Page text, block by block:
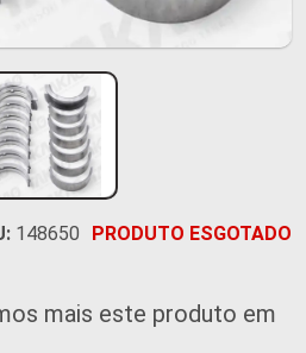
148650 PRODUTO ESGOTADO
mais este produto em